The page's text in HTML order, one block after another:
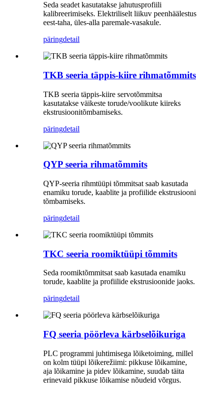
Seda seadet kasutatakse jahutusprofiili
kalibreerimiseks. Elektriliselt liikuv peenhäälestus
eest-taha, üles-alla paremale-vasakule.
päringdetail
TKB seeria täppis-kiire rihmatõmmits
TKB seeria täppis-kiire servotõmmitsa
kasutatakse väikeste torude/voolikute kiireks
ekstrusioonitõmbamiseks.
päringdetail
QYP seeria rihmatõmmits
QYP-seeria rihmtüüpi tõmmitsat saab kasutada
enamiku torude, kaablite ja profiilide ekstrusiooni
tõmbamiseks.
päringdetail
TKC seeria roomiktüüpi tõmmits
Seda roomiktõmmitsat saab kasutada enamiku
torude, kaablite ja profiilide ekstrusioonide jaoks.
päringdetail
FQ seeria pöörleva kärbselõikuriga
PLC programmi juhtimisega lõiketoiming, millel
on kolm tüüpi lõikerežiimi: pikkuse lõikamine,
aja lõikamine ja pidev lõikamine, suudab täita
erinevaid pikkuse lõikamise nõudeid võrgus.